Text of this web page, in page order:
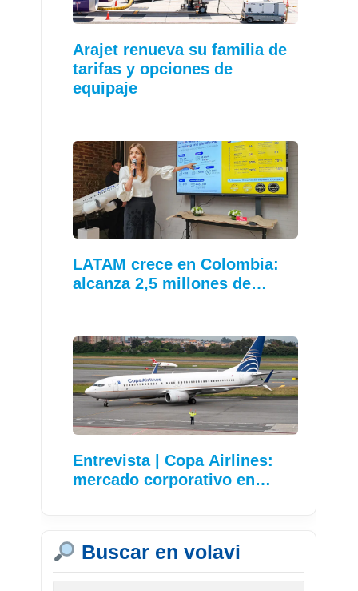
Arajet renueva su familia de
tarifas y opciones de
equipaje
LATAM crece en Colombia:
alcanza 2,5 millones de…
Entrevista | Copa Airlines:
mercado corporativo en…
Buscar en volavi